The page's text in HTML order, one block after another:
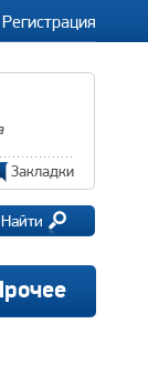
Регистрация
Закладки
Найти